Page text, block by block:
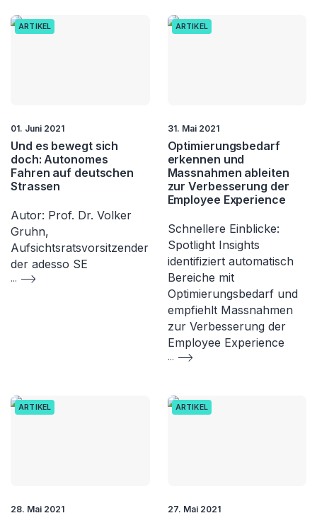
ARTIKEL
01. Juni 2021
Und es bewegt sich
doch: Autonomes
Fahren auf deutschen
Strassen
Autor: Prof. Dr. Volker
Gruhn,
Aufsichtsratsvorsitzender
der adesso SE
...
ARTIKEL
31. Mai 2021
Optimierungsbedarf
erkennen und
Massnahmen ableiten
zur Verbesserung der
Employee Experience
Schnellere Einblicke:
Spotlight Insights
identifiziert automatisch
Bereiche mit
Optimierungsbedarf und
empfiehlt Massnahmen
zur Verbesserung der
Employee Experience
...
ARTIKEL
28. Mai 2021
ARTIKEL
27. Mai 2021